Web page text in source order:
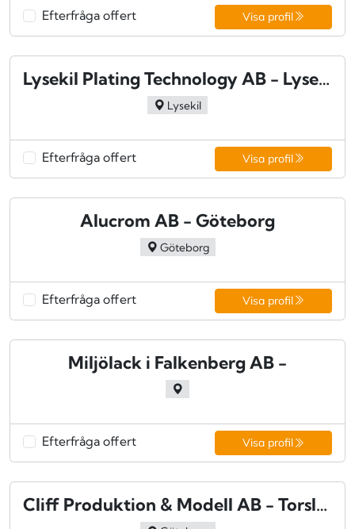
Efterfråga offert Visa profil
Lysekil Plating Technology AB - Lysekil
Lysekil
Efterfråga offert Visa profil
Alucrom AB - Göteborg
Göteborg
Efterfråga offert Visa profil
Miljölack i Falkenberg AB -
Efterfråga offert Visa profil
Cliff Produktion & Modell AB - Torslanda